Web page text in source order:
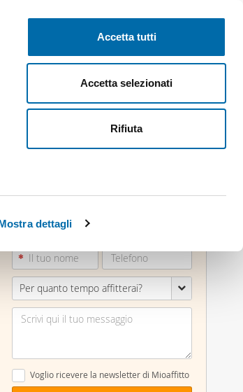
dettagli
Accetta tutti
Accetta selezionati
Rifiuta
Pubblica gratis Inizia sessione
Per quanto tempo affitterai?
Voglio ricevere la newsletter di Mioaffitto